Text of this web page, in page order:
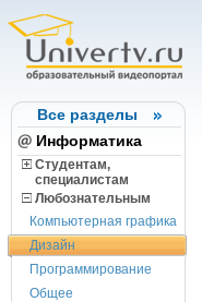
Все разделы
Информатика
Студентам,
cпециалистам
Любознательным
Компьютерная графика
Дизайн
Программирование
Общее